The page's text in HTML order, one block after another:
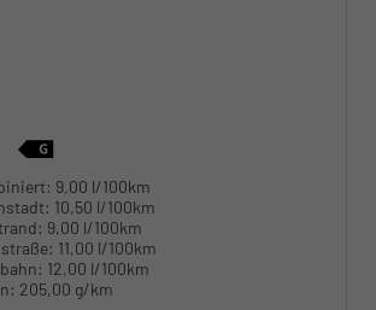
9,00 l/100km
10,50 l/100km
9,00 l/100km
11,00 l/100km
12,00 l/100km
205,00 g/km